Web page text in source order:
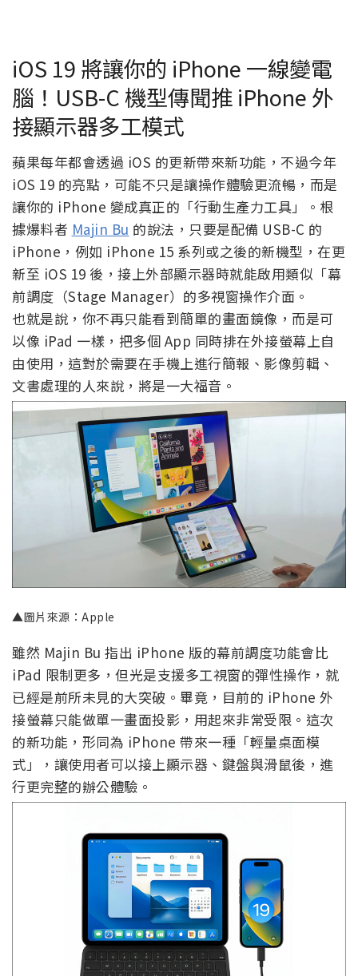
iOS 19 將讓你的 iPhone 一線變電
腦！USB-C 機型傳聞推 iPhone 外
接顯示器多工模式
蘋果每年都會透過 iOS 的更新帶來新功能，不過今年
iOS 19 的亮點，可能不只是讓操作體驗更流暢，而是
讓你的 iPhone 變成真正的「行動生產力工具」。根
據爆料者 Majin Bu 的說法，只要是配備 USB-C 的
iPhone，例如 iPhone 15 系列或之後的新機型，在更
新至 iOS 19 後，接上外部顯示器時就能啟用類似「幕
前調度（Stage Manager）的多視窗操作介面。
也就是說，你不再只能看到簡單的畫面鏡像，而是可
以像 iPad 一樣，把多個 App 同時排在外接螢幕上自
由使用，這對於需要在手機上進行簡報、影像剪輯、
文書處理的人來說，將是一大福音。
▲圖片來源：Apple
雖然 Majin Bu 指出 iPhone 版的幕前調度功能會比
iPad 限制更多，但光是支援多工視窗的彈性操作，就
已經是前所未見的大突破。畢竟，目前的 iPhone 外
接螢幕只能做單一畫面投影，用起來非常受限。這次
的新功能，形同為 iPhone 帶來一種「輕量桌面模
式」，讓使用者可以接上顯示器、鍵盤與滑鼠後，進
行更完整的辦公體驗。